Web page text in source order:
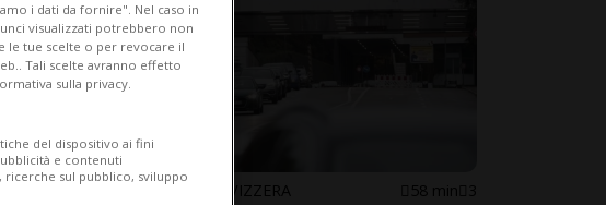
CANTONE / SVIZZERA 58 min 3
i dati da fornire". Nel caso in
visualizzati potrebbero non
le tue scelte o per revocare il
Tali scelte avranno effetto
sulla privacy.
del dispositivo ai fini
e contenuti
sul pubblico, sviluppo